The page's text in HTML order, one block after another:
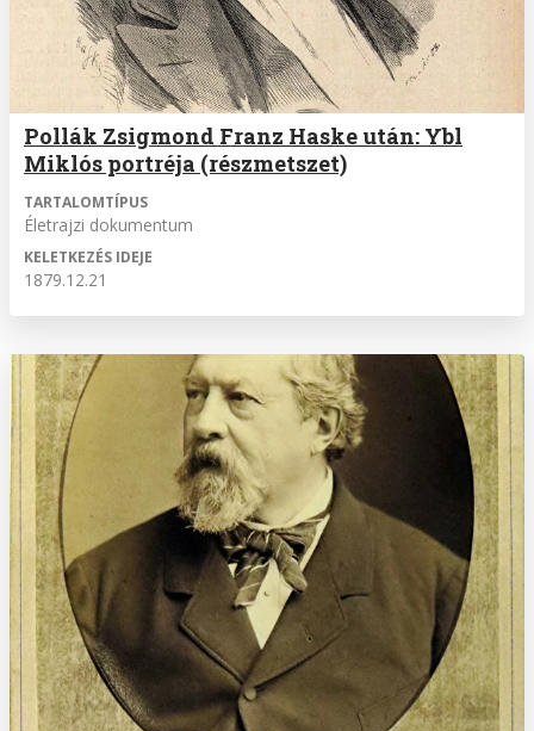
Pollák Zsigmond Franz Haske után: Ybl
Miklós portréja (részmetszet)
TARTALOMTÍPUS
Életrajzi dokumentum
KELETKEZÉS IDEJE
1879.12.21